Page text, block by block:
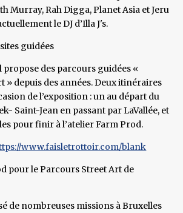
Murray, Rah Digga, Planet Asia et Jeru
le DJ d’Illa J's.
guidées
propose des parcours guidées «
» depuis des années. Deux itinéraires
de l’exposition : un au départ du
Saint-Jean en passant par LaVallée, et
pour finir à l’atelier Farm Prod.
www.faisletrottoir.com/blank
pour le Parcours Street Art de
de nombreuses missions à Bruxelles